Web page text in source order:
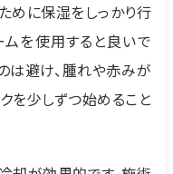
めに保湿をしっかり行
を使用すると良いで
は避け、腫れや赤みが
を少しずつ始めること